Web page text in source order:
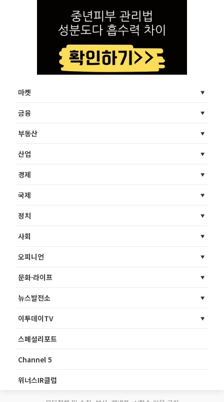
마켓
금융
부동산
산업
경제
국제
정치
사회
오피니언
문화·라이프
뉴스발전소
이투데이TV
스페셜리포트
Channel 5
위너스IR클럽